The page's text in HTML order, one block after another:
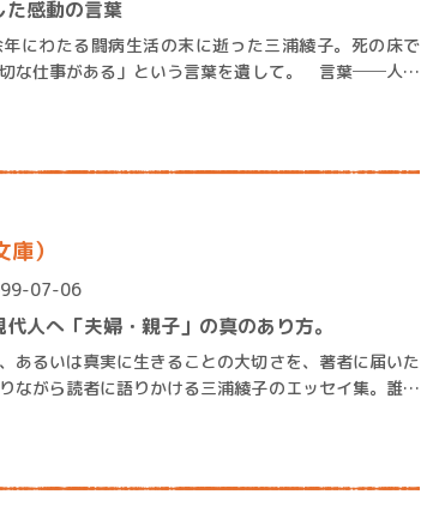
た感動の言葉
にわたる闘病生活の末に逝った三浦綾子。死の床で
切な仕事がある」という言葉を遺して。 言葉──人と
。そこに、伝え…
）
07-06
人へ「夫婦・親子」の真のあり方。
あるいは真実に生きることの大切さを、著者に届いた
ながら読者に語りかける三浦綾子のエッセイ集。誰も
な病める現代…